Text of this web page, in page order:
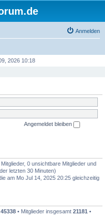
Anmelden
2026 10:18
Angemeldet bleiben
0 unsichtbare Mitglieder und
letzten 30 Minuten)
am Mo Jul 14, 2025 20:25 gleichzeitig
45338 • Mitglieder insgesamt 21181 •